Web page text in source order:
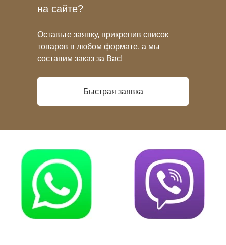
на сайте?
Оставьте заявку, прикрепив список
товаров в любом формате, а мы
составим заказ за Вас!
Быстрая заявка